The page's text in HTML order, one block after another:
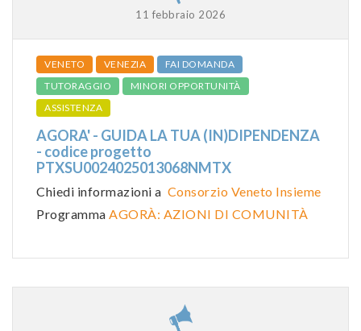
11 febbraio 2026
VENETO VENEZIA
FAI DOMANDA
TUTORAGGIO
MINORI OPPORTUNITÀ
ASSISTENZA
AGORA' - GUIDA LA TUA (IN)DIPENDENZA
- codice progetto
PTXSU0024025013068NMTX
Chiedi informazioni a Consorzio Veneto Insieme
Programma AGORÀ: AZIONI DI COMUNITÀ